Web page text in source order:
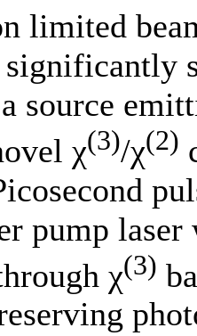
limited
significantly
source
χ(3)/χ(2)
pump laser
χ(3)